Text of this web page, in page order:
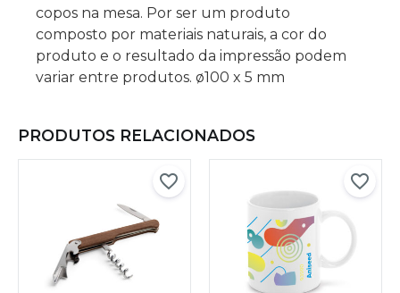
copos na mesa. Por ser um produto
composto por materiais naturais, a cor do
produto e o resultado da impressão podem
variar entre produtos. ø100 x 5 mm
PRODUTOS RELACIONADOS